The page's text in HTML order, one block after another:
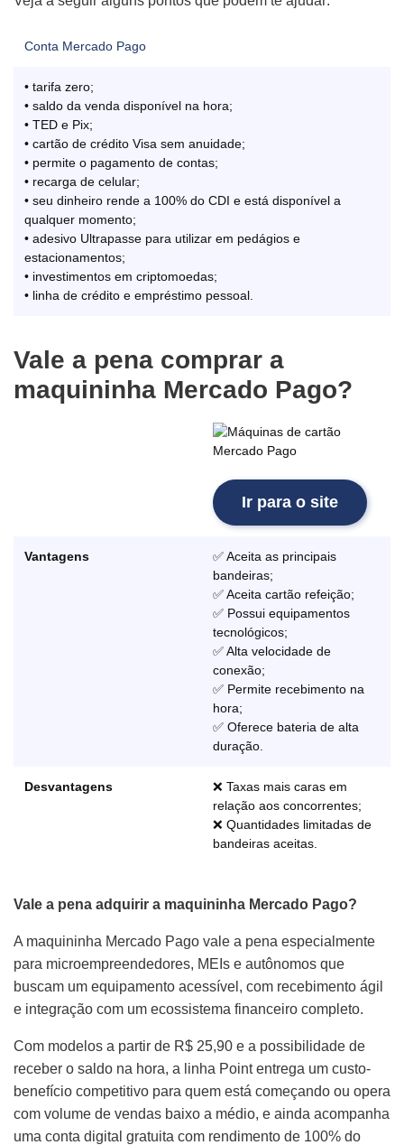
Conta Mercado Pago
• tarifa zero;
• saldo da venda disponível na hora;
• TED e Pix;
• cartão de crédito Visa sem anuidade;
• permite o pagamento de contas;
• recarga de celular;
• seu dinheiro rende a 100% do CDI e está disponível a
qualquer momento;
• adesivo Ultrapasse para utilizar em pedágios e
estacionamentos;
• investimentos em criptomoedas;
• linha de crédito e empréstimo pessoal.
Vale a pena comprar a
maquininha Mercado Pago?
Ir para o site
Vantagens
✅ Aceita as principais
bandeiras;
✅ Aceita cartão refeição;
✅ Possui equipamentos
tecnológicos;
✅ Alta velocidade de
conexão;
✅ Permite recebimento na
hora;
✅ Oferece bateria de alta
duração.
Desvantagens
❌ Taxas mais caras em
relação aos concorrentes;
❌ Quantidades limitadas de
bandeiras aceitas.
Vale a pena adquirir a maquininha Mercado Pago?
A maquininha Mercado Pago vale a pena especialmente
para microempreendedores, MEIs e autônomos que
buscam um equipamento acessível, com recebimento ágil
e integração com um ecossistema financeiro completo.
Com modelos a partir de R$ 25,90 e a possibilidade de
receber o saldo na hora, a linha Point entrega um custo-
benefício competitivo para quem está começando ou opera
com volume de vendas baixo a médio, e ainda acompanha
uma conta digital gratuita com rendimento de 100% do